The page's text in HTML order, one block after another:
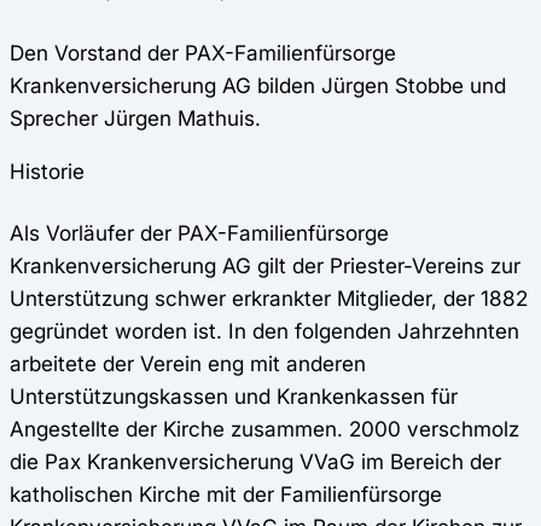
Den Vorstand der PAX-Familienfürsorge
Krankenversicherung AG bilden Jürgen Stobbe und
Sprecher Jürgen Mathuis.
Historie
Als Vorläufer der PAX-Familienfürsorge
Krankenversicherung AG gilt der Priester-Vereins zur
Unterstützung schwer erkrankter Mitglieder, der 1882
gegründet worden ist. In den folgenden Jahrzehnten
arbeitete der Verein eng mit anderen
Unterstützungskassen und Krankenkassen für
Angestellte der Kirche zusammen. 2000 verschmolz
die Pax Krankenversicherung VVaG im Bereich der
katholischen Kirche mit der Familienfürsorge